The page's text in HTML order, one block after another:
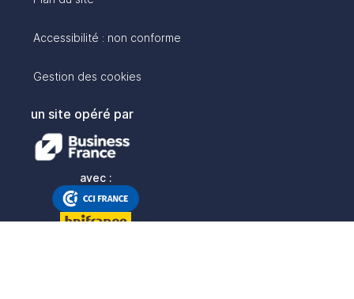
Accessibilité : non conforme
Gestion des cookies
un site opéré par
avec :